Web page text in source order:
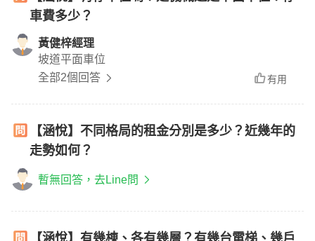
車費多少？
黃健梓經理
坡道平面車位
全部2個回答
有用
【涵悅】不同格局的租金分別是多少？近幾年的
走勢如何？
暫無回答，去Line問
【涵悅】有幾棟、各有幾層？有幾台電梯、幾戶